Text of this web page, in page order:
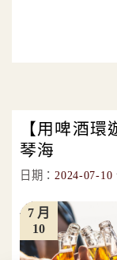
【用啤酒
琴海
日期：2024-07-10
10
7 月